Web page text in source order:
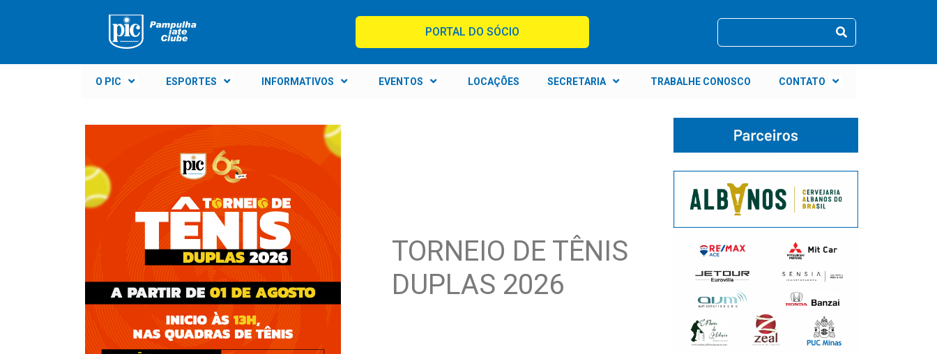
PORTAL DO SÓCIO
O PIC ESPORTES INFORMATIVOS EVENTOS LOCAÇÕES SECRETARIA TRABALHE CONOSCO CONTATO
TORNEIO DE TÊNIS
DUPLAS 2026